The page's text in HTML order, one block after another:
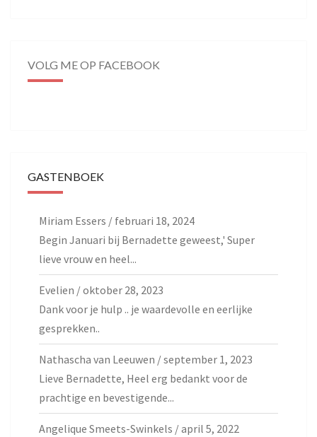
VOLG ME OP FACEBOOK
GASTENBOEK
Miriam Essers / februari 18, 2024
Begin Januari bij Bernadette geweest,' Super
lieve vrouw en heel...
Evelien /oktober 28, 2023
Dank voor je hulp .. je waardevolle en eerlijke
gesprekken..
Nathascha van Leeuwen /september 1, 2023
Lieve Bernadette, Heel erg bedankt voor de
prachtige en bevestigende...
Angelique Smeets-Swinkels /april 5, 2022